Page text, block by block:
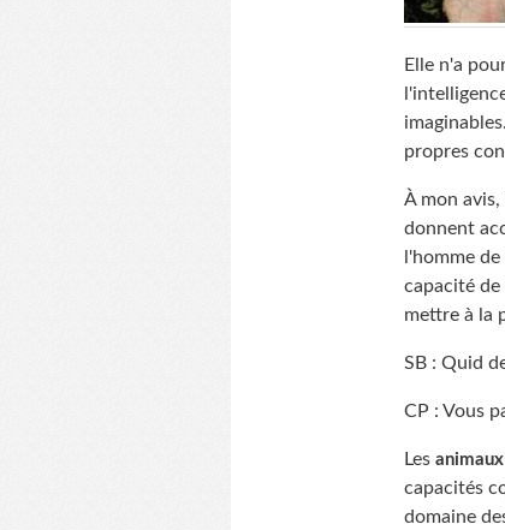
Elle n'a
propres
À mon
donnent
l'homme
capacité
mettre à la
SB : Quid
CP : Vous
Les animaux
capacités
domaine